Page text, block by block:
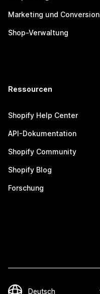
Marketing und Conversion
Shop-Verwaltung
Ressourcen
Shopify Help Center
API-Dokumentation
Shopify Community
Shopify Blog
Forschung